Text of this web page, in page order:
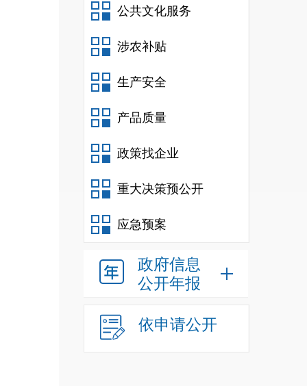
公共文化服务
涉农补贴
生产安全
产品质量
政策找企业
重大决策预公开
应急预案
政府信息
公开年报
依申请公开